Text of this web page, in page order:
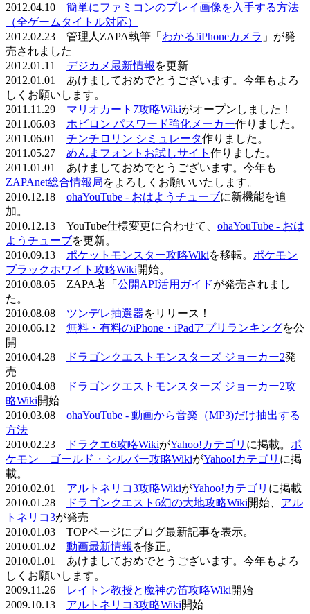
2012.04.10 簡単にファミコンのプレイ画像を入手する方法
（全ゲームタイトル対応）
2012.02.23 管理人ZAPA執筆「 わかる!iPhoneカメラ 」が発
売されました
2012.01.11 デジカメ最新情報 を更新
2012.01.01 あけましておめでとうございます。今年もよろ
しくお願いします。
2011.11.29 マリオカート7攻略Wikiがオープンしました！
2011.06.03 ホビロン パスワード強化メーカー作りました。
2011.06.01 チンチロリン シミュレータ作りました。
2011.05.27 めんまフォントお試しサイト 作りました。
2011.01.01 あけましておめでとうございます。今年も
ZAPAnet総合情報局をよろしくお願いいたします。
2010.12.18 ohaYouTube - おはようチューブに新機能を追
加。
2010.12.13 YouTube仕様変更に合わせて、 ohaYouTube - おは
ようチューブを更新。
2010.09.13 ポケットモンスター攻略Wikiを移転。 ポケモン
ブラックホワイト攻略Wiki開始。
2010.08.05 ZAPA著「 公開API活用ガイドが発売されまし
た。
2010.08.08 ツンデレ抽選器をリリース！
2010.06.12 無料・有料のiPhone・iPadアプリランキングを公
開
2010.04.28
ドラゴンクエストモンスターズ ジョーカー2発
売
2010.04.08
ドラゴンクエストモンスターズ ジョーカー2攻
略Wiki開始
2010.03.08 ohaYouTube - 動画から音楽（MP3)だけ抽出する
方法
2010.02.23
ドラクエ6攻略WikiがYahoo!カテゴリ に掲載。 ポ
ケモン ゴールド・シルバー攻略WikiがYahoo!カテゴリ に掲
載。
2010.02.01 アルトネリコ3攻略WikiがYahoo!カテゴリ に掲載
2010.01.28
ドラゴンクエスト6幻の大地攻略Wiki開始、 アル
トネリコ3が発売
2010.01.03 TOPページにブログ最新記事を表示。
2010.01.02 動画最新情報 を修正。
2010.01.01 あけましておめでとうございます。今年もよろ
しくお願いします。
2009.11.26
レイトン教授と魔神の笛攻略Wiki開始
2009.10.13 アルトネリコ3攻略Wiki開始